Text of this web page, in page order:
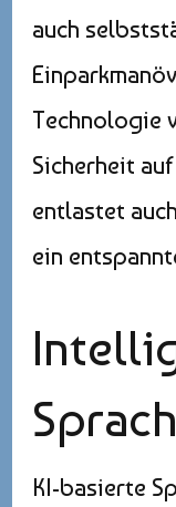
auch
Technologie
Sicherheit
entlastet
ein
KI-basierte